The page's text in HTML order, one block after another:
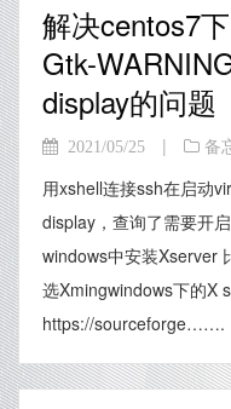
解决centos7
Gtk-
display的问题
2021/05/25 | 备
用xshell连接ssh在启动
display，查询了需要开
windows中安装Xserver
选Xmingwindows下的X
https://sourceforge…….